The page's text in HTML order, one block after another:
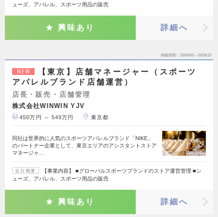
ューズ、アパレル、スポーツ用品の販売
興味あり 詳細へ
掲載期間 26/08/06～26/08/19
NEW
【東京】店舗マネージャー（スポーツ
アパレルブランド店舗運営）
店長・販売・店舗管理
株式会社WINWIN YJV
450万円 ～ 549万円 東京都
同社は世界的に人気のスポーツアパレルブランド「NIKE」
のパートナー企業として、東京エリアのアシスタントストア
マネージャ…
会社概要
【事業内容】 ■グローバルスポーツブランドのストア運営管理 ■シ
ューズ、アパレル、スポーツ用品の販売
興味あり 詳細へ